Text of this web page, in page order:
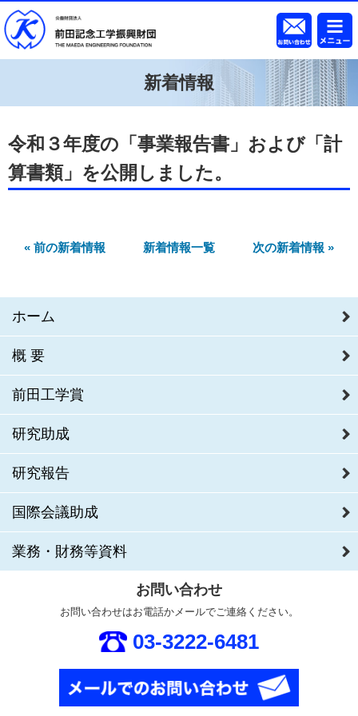
新着情報
令和３年度の「事業報告書」および「計
算書類」を公開しました。
« 前の新着情報 新着情報一覧 次の新着情報 »
ホーム
概要
前田工学賞
研究助成
研究報告
国際会議助成
業務・財務等資料
お問い合わせ
お問い合わせはお電話かメールでご連絡ください。
03-3222-6481